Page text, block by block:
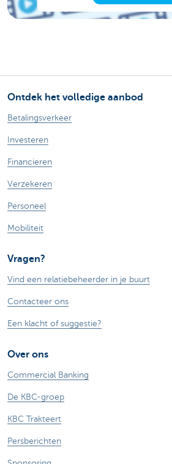
Ontdek het volledige aanbod
Betalingsverkeer
Investeren
Financieren
Verzekeren
Personeel
Mobiliteit
Vragen?
Vind een relatiebeheerder in je buurt
Contacteer ons
Een klacht of suggestie?
Over ons
Commercial Banking
De KBC-groep
KBC Trakteert
Persberichten